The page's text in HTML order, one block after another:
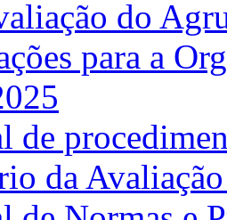
do
para a
de
da